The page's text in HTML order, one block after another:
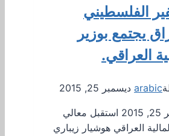
الفلسطيني
يجتمع بوزير
العراقي.
arabic ديسمبر 25, 2015
ديسمبر 25, 2015 استقبل معالي
العراقي هوشيار زيباري